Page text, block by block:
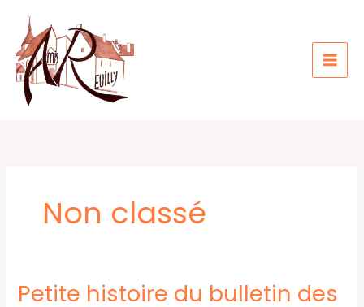
contenu
Non classé
Petite histoire du bulletin des
Petite